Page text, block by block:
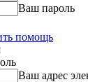
Ваш пароль
помощь
Ваш адрес